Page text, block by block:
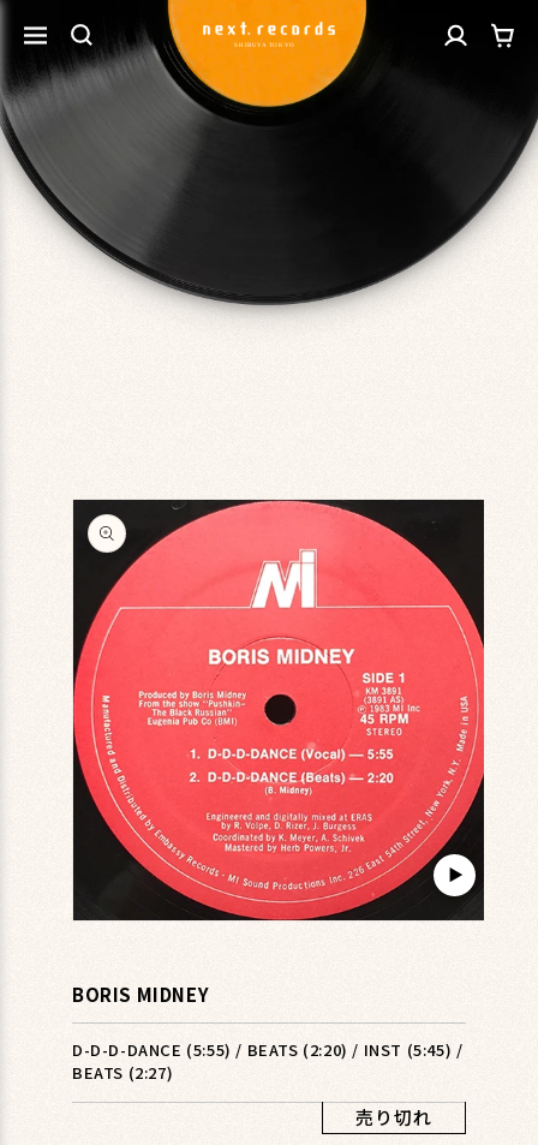
ンツに
進む
グ
イ
ー
商品情
報にス
キップ
ル
で
メ
デ
▶︎
BORIS MIDNEY
D-D-D-DANCE (5:55) / BEATS (2:20) / INST (5:45) /
BEATS (2:27)
売り切れ